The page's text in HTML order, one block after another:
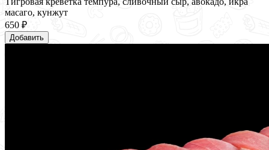
масаго, кунжут
650 ₽
Добавить